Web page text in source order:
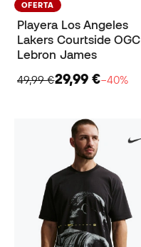
OFERTA
Playera Los Angeles
Lakers Courtside OGC
Lebron James
49,99 €29,99 €−40%